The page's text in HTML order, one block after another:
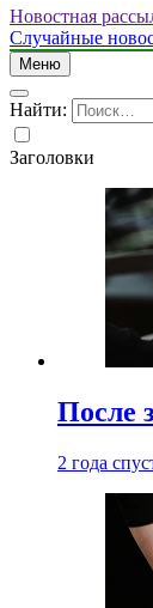
Новостная
Случайные
Меню
Найти:
Заголовки
После
2 года